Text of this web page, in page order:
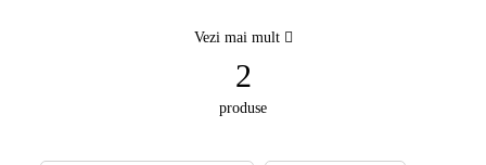
Vezi mai mult
2
produse